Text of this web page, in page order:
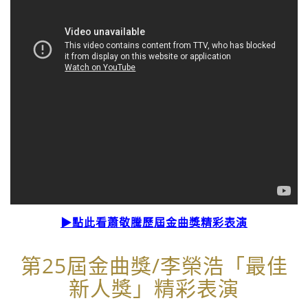
▶點此看蕭敬騰歷屆金曲獎精彩表演
第25屆金曲獎/李榮浩「最佳
新人獎」精彩表演